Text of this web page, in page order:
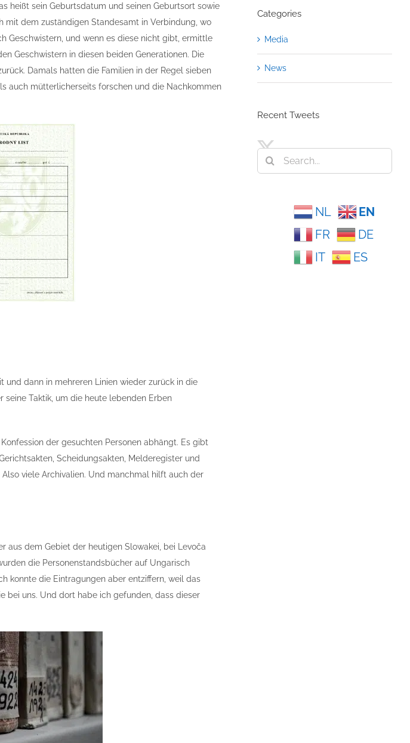
heißt sein Geburtsdatum und seinen Geburtsort sowie
mit dem zuständigen Standesamt in Verbindung, wo
Geschwistern, und wenn es diese nicht gibt, ermittle
Geschwistern in diesen beiden Generationen. Die
Damals hatten die Familien in der Regel sieben
auch mütterlicherseits forschen und die Nachkommen
und dann in mehreren Linien wieder zurück in die
seine Taktik, um die heute lebenden Erben
der gesuchten Personen abhängt. Es gibt
Scheidungsakten, Melderegister und
viele Archivalien. Und manchmal hilft auch der
aus dem Gebiet der heutigen Slowakei, bei Levoča
die Personenstandsbücher auf Ungarisch
konnte die Eintragungen aber entziffern, weil das
bei uns. Und dort habe ich gefunden, dass dieser
Categories
Media
News
Recent Tweets
Search
for:
NL
EN
FR
DE
IT
ES